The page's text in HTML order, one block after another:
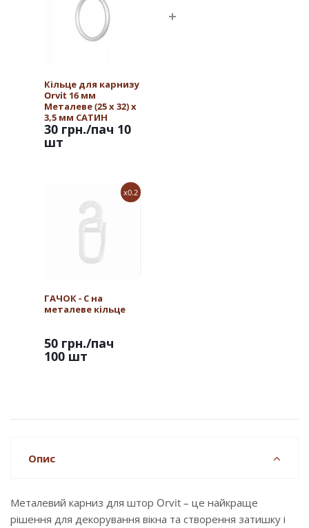
Кільце для карнизу
Orvit 16 мм
Металеве (25 х 32) х
3,5 мм САТИН
30 грн./пач 10
шт
x0.2
ГАЧОК - С на
металеве кільце
50 грн./пач
100 шт
Опис
Металевий карниз для штор Orvit – це найкраще
рішення для декорування вікна та створення затишку і